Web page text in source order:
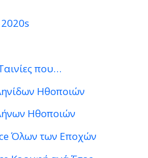
2020s
που…
Ηθοποιών
Ηθοποιών
Όλων των Εποχών